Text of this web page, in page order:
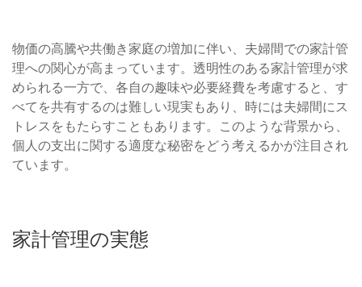
物価の高騰や共働き家庭の増加に伴い、夫婦間での家計管
理への関心が高まっています。透明性のある家計管理が求
められる一方で、各自の趣味や必要経費を考慮すると、す
べてを共有するのは難しい現実もあり、時には夫婦間にス
トレスをもたらすこともあります。このような背景から、
個人の支出に関する適度な秘密をどう考えるかが注目され
ています。
家計管理の実態